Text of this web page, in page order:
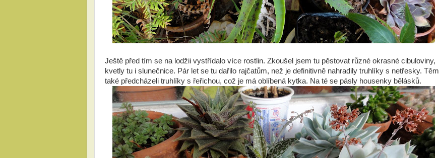
Ještě před tím se na lodžii vystřídalo více rostlin. Zkoušel jsem tu pěstovat různé okrasné cibuloviny,
kvetly tu i slunečnice. Pár let se tu dařilo rajčatům, než je definitivně nahradily truhlíky s netřesky. Těm
také předcházeli truhlíky s řeřichou, což je má oblíbená kytka. Na té se pásly housenky bělásků.